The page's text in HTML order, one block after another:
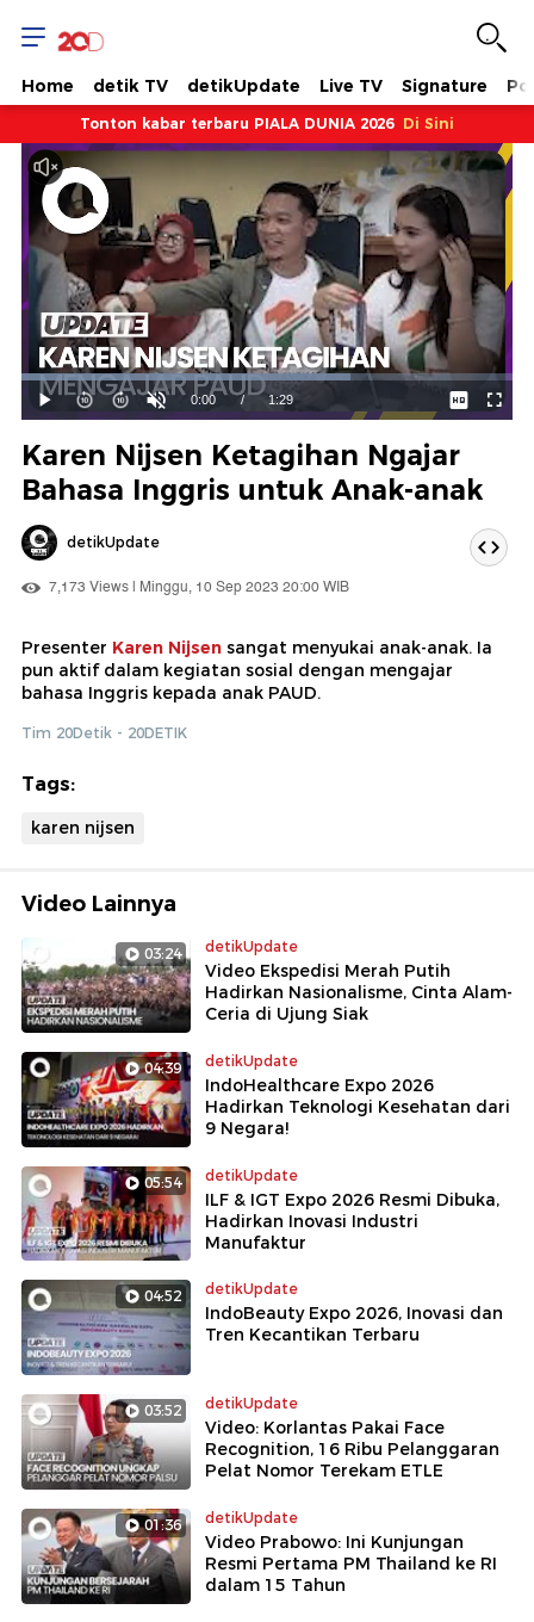
Home detik TV detikUpdate Live TV Signature
Tonton kabar terbaru PIALA DUNIA 2026 Di Sini
Mainkan
Suara
Hidup
Waktu
0:00 / Durasi
1:29
Dimuat:
66.93%
Karen Nijsen Ketagihan Ngajar
Bahasa Inggris untuk Anak-anak
detikUpdate
7,173 Views | Minggu, 10 Sep 2023 20:00 WIB
Presenter Karen Nijsen sangat menyukai anak-anak. Ia
pun aktif dalam kegiatan sosial dengan mengajar
bahasa Inggris kepada anak PAUD.
Tim 20Detik - 20DETIK
Tags:
karen nijsen
Video Lainnya
03:24 detikUpdate
Video Ekspedisi Merah Putih
Hadirkan Nasionalisme, Cinta Alam-
Ceria di Ujung Siak
04:39 detikUpdate
IndoHealthcare Expo 2026
Hadirkan Teknologi Kesehatan dari
9 Negara!
05:54 detikUpdate
ILF & IGT Expo 2026 Resmi Dibuka,
Hadirkan Inovasi Industri
Manufaktur
04:52 detikUpdate
IndoBeauty Expo 2026, Inovasi dan
Tren Kecantikan Terbaru
03:52 detikUpdate
Video: Korlantas Pakai Face
Recognition, 16 Ribu Pelanggaran
Pelat Nomor Terekam ETLE
01:36 detikUpdate
Video Prabowo: Ini Kunjungan
Resmi Pertama PM Thailand ke RI
dalam 15 Tahun